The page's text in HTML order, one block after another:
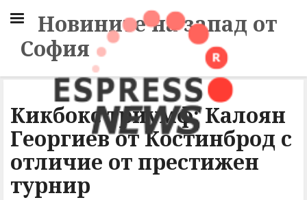
Новините на запад от
София
Кикбокс триумф: Калоян
Георгиев от Костинброд с
отличие от престижен
турнир